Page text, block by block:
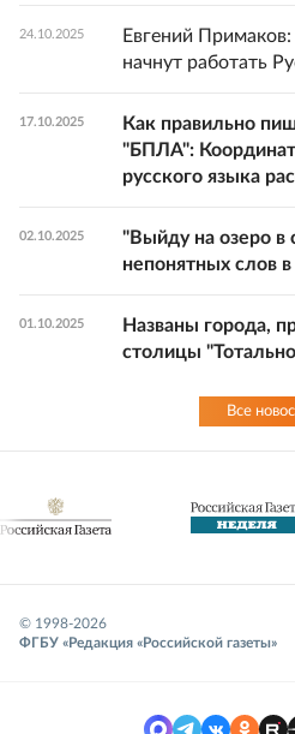
24.10.2025
Евгений
начнут работать
17.10.2025
Как правильно
"БПЛА":
русского языка
02.10.2025
"Выйду на озеро в
непонятных слов
01.10.2025
Названы города,
столицы
Все
© 1998-2026
ФГБУ «Редакция «Российской газеты»